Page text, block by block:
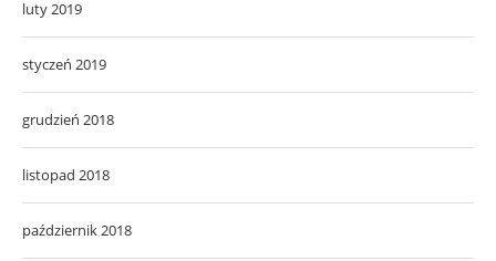
luty 2019
styczeń 2019
grudzień 2018
listopad 2018
październik 2018